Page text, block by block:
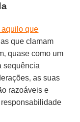
aquilo que
que clamam
quase como um
sequência
as suas
razoáveis e